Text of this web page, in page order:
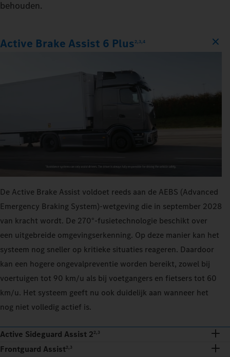
behouden.
Active Brake Assist 6 Plus2,3,4
De Active Brake Assist voldoet reeds aan de AEBS (Advanced
Emergency Braking System)-wetgeving die in september 2028
van kracht wordt. De 270°-fusietechnologie beschikt over
een uitgebreide omgevingserkenning. Op deze manier kan het
systeem nog sneller op kritieke situaties reageren. Daardoor
kan een hogere ongevalpreventie worden bereikt, zowel bij
voertuigen tot 90 km/u als bij voetgangers en fietsers tot 60
km/u. Het systeem geeft nu ook duidelijk aan wanneer het
nog niet volledig actief is.
Active Sideguard Assist 22,3
Frontguard Assist2,3